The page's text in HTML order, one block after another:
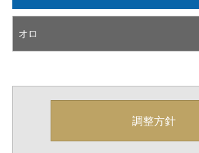
オロ
調整方針